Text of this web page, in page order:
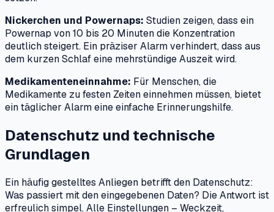
Nickerchen und Powernaps: Studien zeigen, dass ein
Powernap von 10 bis 20 Minuten die Konzentration
deutlich steigert. Ein präziser Alarm verhindert, dass aus
dem kurzen Schlaf eine mehrstündige Auszeit wird.
Medikamenteneinnahme: Für Menschen, die
Medikamente zu festen Zeiten einnehmen müssen, bietet
ein täglicher Alarm eine einfache Erinnerungshilfe.
Datenschutz und technische
Grundlagen
Ein häufig gestelltes Anliegen betrifft den Datenschutz:
Was passiert mit den eingegebenen Daten? Die Antwort ist
erfreulich simpel. Alle Einstellungen – Weckzeit,